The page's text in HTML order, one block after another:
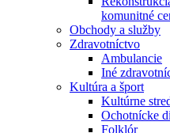
komunitné
Obchody a služby
Zdravotníctvo
Ambulancie
Iné
Kultúra a šport
Kultúrne
Ochotnícke
Folklór